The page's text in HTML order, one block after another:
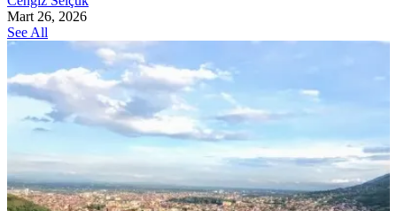
Mart 26, 2026
See All